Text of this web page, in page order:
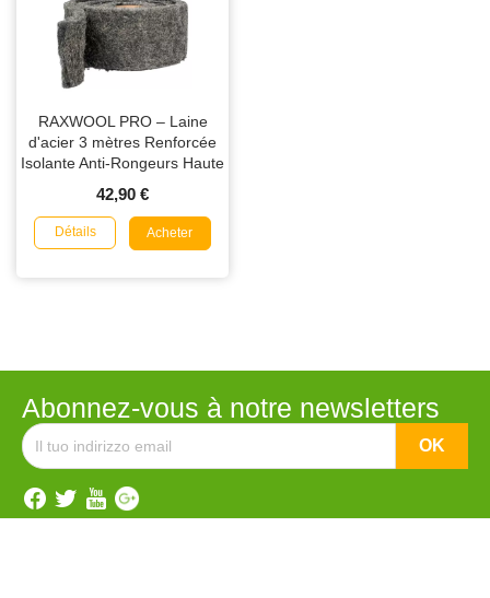
RAXWOOL PRO – Laine
d'acier 3 mètres Renforcée
Isolante Anti-Rongeurs Haute
42,90 €
Détails Acheter
Abonnez-vous à notre newsletters